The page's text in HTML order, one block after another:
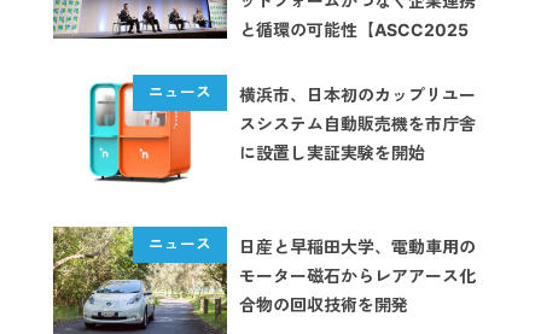
と循環の可能性【ASCC2025
横浜市、日本初のカップリユー
スシステム自動販売機を市庁舎
に設置し実証実験を開始
日産と早稲田大学、電動車用の
モーター磁石からレアアース化
合物の回収技術を開発